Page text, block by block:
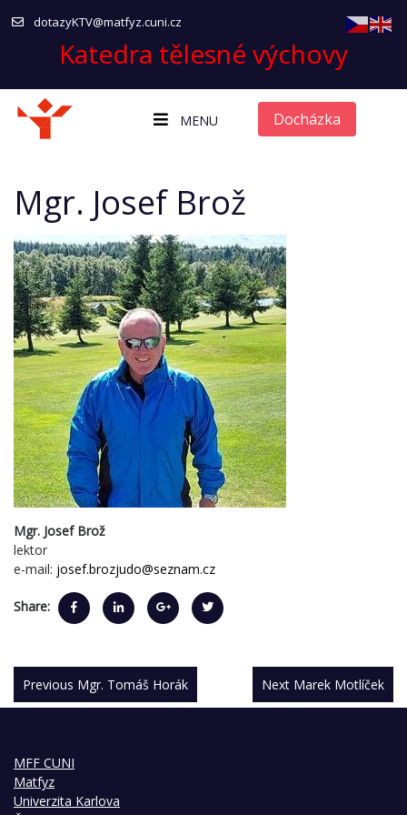
dotazyKTV@matfyz.cuni.cz
Katedra tělesné výchovy
MENU Docházka
Mgr. Josef Brož
Mgr. Josef Brož
lektor
e-mail: josef.brozjudo@seznam.cz
Share:
Previous Mgr. Tomáš Horák Next Marek Motlíček
MFF CUNI
Matfyz
Univerzita Karlova